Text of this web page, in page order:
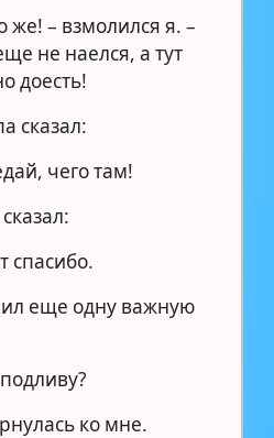
же! – взмолился я. –
не наелся, а тут
доесть!
сказал:
чего там!
спасибо.
еще одну важную
ко мне.